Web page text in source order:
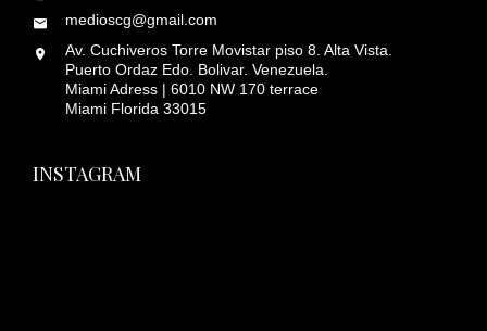
medioscg@gmail.com
Av. Cuchiveros Torre Movistar piso 8. Alta Vista.
Puerto Ordaz Edo. Bolivar. Venezuela.
Miami Adress | 6010 NW 170 terrace
Miami Florida 33015
INSTAGRAM